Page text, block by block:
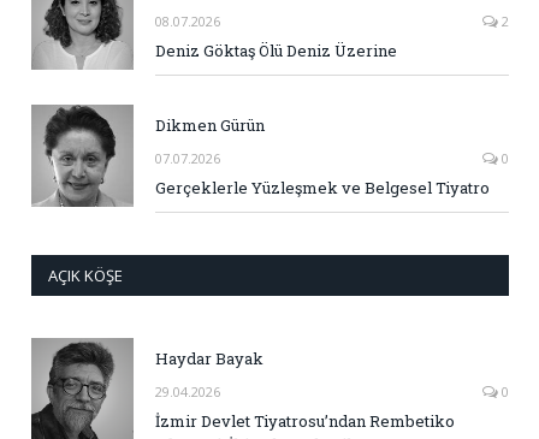
08.07.2026 2
Deniz Göktaş Ölü Deniz Üzerine
Dikmen Gürün
07.07.2026 0
Gerçeklerle Yüzleşmek ve Belgesel Tiyatro
AÇIK KÖŞE
Haydar Bayak
29.04.2026 0
İzmir Devlet Tiyatrosu’ndan Rembetiko